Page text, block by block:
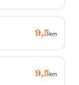
9,5km
9,5km